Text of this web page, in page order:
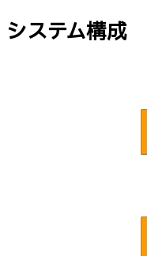
システム構成